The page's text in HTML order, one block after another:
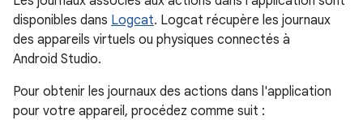
disponibles dans Logcat. Logcat récupère les journaux
des appareils virtuels ou physiques connectés à
Android Studio.
Pour obtenir les journaux des actions dans l'application
pour votre appareil, procédez comme suit :